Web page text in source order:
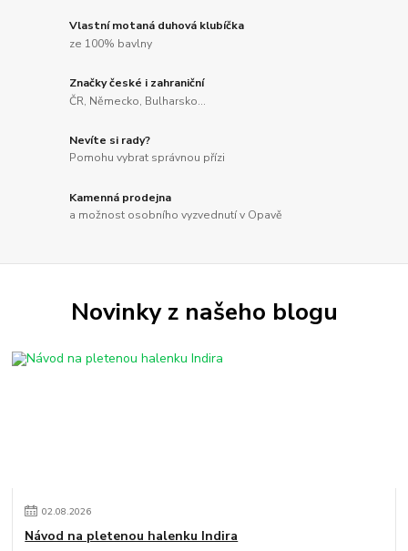
Vlastní motaná duhová klubíčka
ze 100% bavlny
Značky české i zahraniční
ČR, Německo, Bulharsko...
Nevíte si rady?
Pomohu vybrat správnou přízi
Kamenná prodejna
a možnost osobního vyzvednutí v Opavě
Novinky z našeho blogu
02.08.2026
Návod na pletenou halenku Indira